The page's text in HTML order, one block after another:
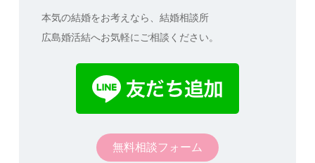
本気の結婚をお考えなら、結婚相談所
広島婚活結へお気軽にご相談ください。
無料相談フォーム